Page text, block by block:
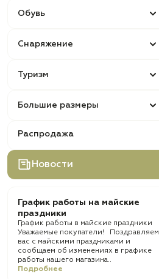
Обувь
Снаряжение
Туризм
Большие размеры
Распродажа
Новости
График работы на майские
праздники
График работы в майские праздники
Уважаемые покупатели! Поздравляем
вас с майскими праздниками и
сообщаем об изменениях в графике
работы нашего магазина..
Подробнее